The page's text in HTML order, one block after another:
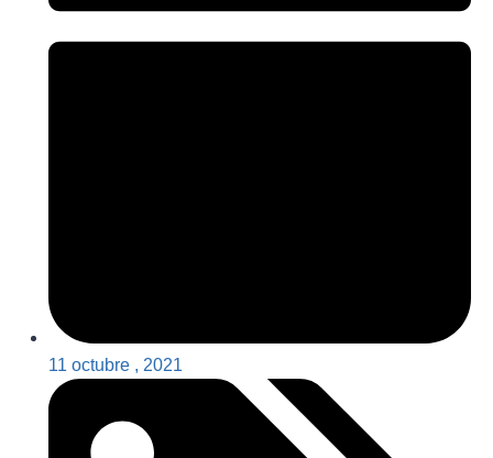
11 octubre , 2021